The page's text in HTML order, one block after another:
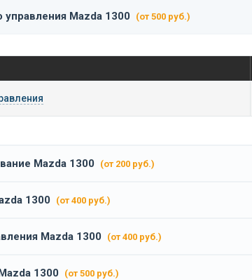
управления Mazda 1300 (от 500 руб.)
Mazda 1300 (от 200 руб.)
1300 (от 400 руб.)
Mazda 1300 (от 400 руб.)
1300 (от 500 руб.)